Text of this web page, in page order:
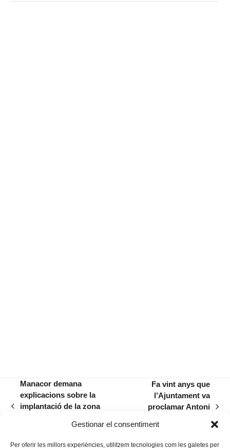
Gestionar el consentiment
Per oferir les millors experiències, utilitzem tecnologies com les galetes per
previous
Manacor demana
explicacions sobre la
implantació de la zona
Conselleria d’Educació
post:
Fa vint anys que
l’Ajuntament va
proclamar Antoni
il·lustre del municipi